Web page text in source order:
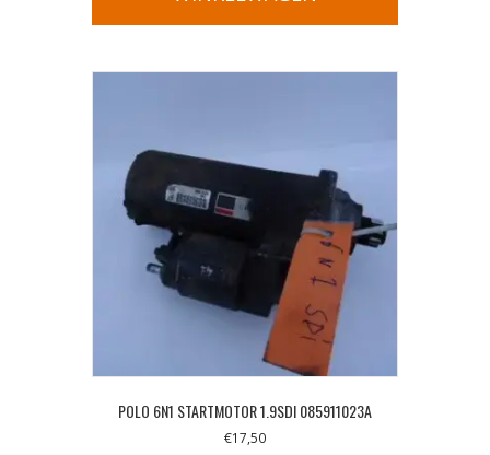
POLO 6N1 STARTMOTOR 1.9SDI 085911023A
€17,50